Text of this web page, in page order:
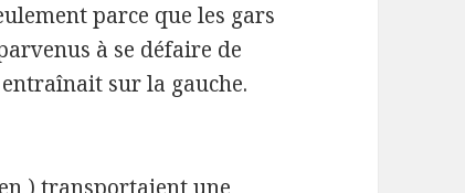
parce que les gars
à se défaire de
sur la gauche.